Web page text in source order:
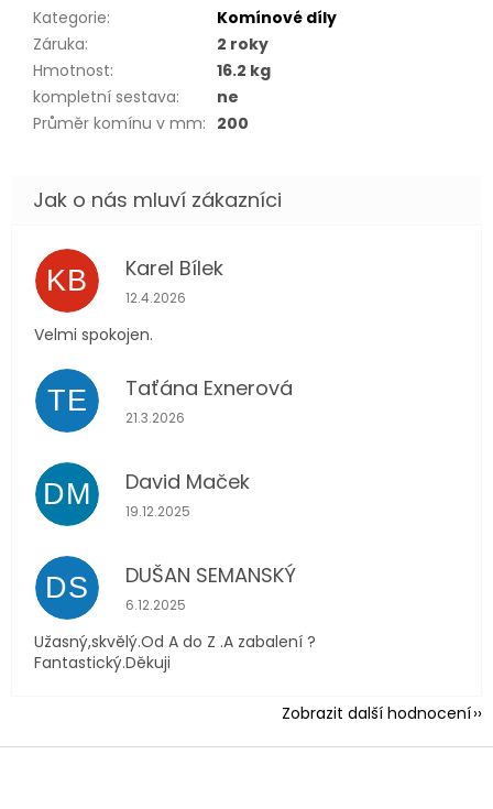
Kategorie:
Komínové díly
Záruka:
2 roky
Hmotnost:
16.2 kg
kompletní sestava:
ne
Průměr komínu v mm: 200
KB Karel Bílek
Hodnocení obchodu je 5 z 5 hvězdiček.
12.4.2026
Velmi spokojen.
TE Taťána Exnerová
Hodnocení obchodu je 5 z 5 hvězdiček.
21.3.2026
DM David Maček
Hodnocení obchodu je 5 z 5 hvězdiček.
19.12.2025
DS DUŠAN SEMANSKÝ
Hodnocení obchodu je 5 z 5 hvězdiček.
6.12.2025
Užasný,skvělý.Od A do Z .A zabalení ?
Fantastický.Děkuji
Zobrazit další hodnocení
Z